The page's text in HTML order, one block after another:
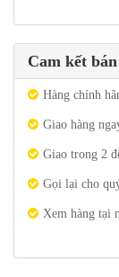
Cam kết
Hàng chính
Giao hàng
Giao trong 2
Gọi lại cho
Xem hàng tại